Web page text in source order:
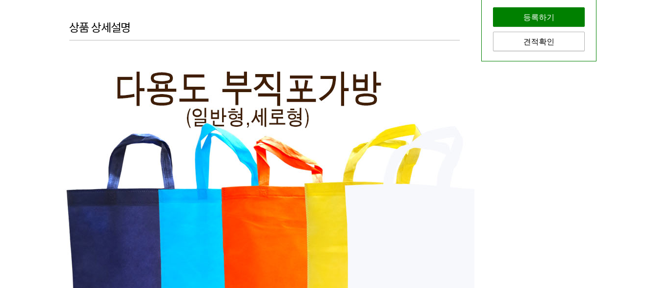
등록하기
견적확인
상품 상세설명